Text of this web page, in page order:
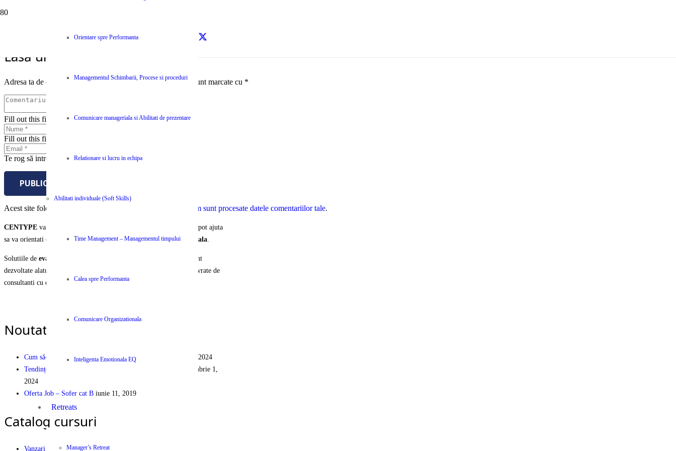
Orientare spre Performanta
Managementul Schimbarii, Procese si proceduri
Comunicare manageriala si Abilitati de prezentare
Relationare si lucru in echipa
Abilitati individuale (Soft Skills)
Time Management – Managementul timpului
Calea spre Performanta
Comunicare Organizationala
Inteligenta Emotionala EQ
Retreats
Manager’s Retreat
Lasă un răspuns
Adresa ta de email nu va fi publicată. Câmpurile obligatorii sunt marcate cu *
Fill out this field
Fill out this field
Te rog să introduci o adresă de email validă.
PUBLICĂ COMENTARIUL
Acest site folosește Akismet pentru a reduce spamul. Află cum sunt procesate datele comentariilor tale.
CENTYPE va pune la dispozitie o selectie unica de servicii care va pot ajuta
sa va orientati organizatia si echipa spreperformanta organizationala
Solutiile de evaluare, instruire, ajustare si operare
a activitatii sunt
dezvoltate alaturi de parteneri internationali recunoscuti si va sunt livrate de
consultanti cu experienta si expertiza certificata.
Noutati pe Blog
Cum să-ți dezvolți cariera în industria logistică
decembrie 9, 2024
Tendințe și Eficiență Financiară în Logistica Modernă
septembrie 1,
2024
Oferta Job – Sofer cat B iunie 11, 2019
Catalog cursuri
Vanzari